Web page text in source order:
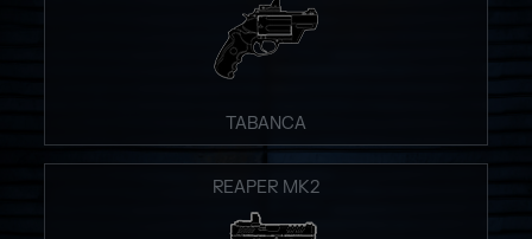
TABANCA
REAPER MK2